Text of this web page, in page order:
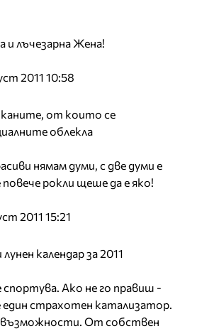
лъчезарна Жена!
2011 10:58
от които се
облекла
нямам думи, с две думи е
рокли щеше да е яко!
2011 15:21
календар за 2011
спортува. Ако не го правиш -
един страхотен катализатор.
възможности. От собствен